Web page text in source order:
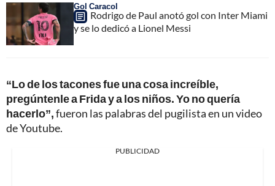
Gol Caracol
Rodrigo de Paul anotó gol con Inter Miami
y se lo dedicó a Lionel Messi
“Lo de los tacones fue una cosa increíble,
pregúntenle a Frida y a los niños. Yo no quería
hacerlo”,fueron las palabras del pugilista en un video
de Youtube.
PUBLICIDAD